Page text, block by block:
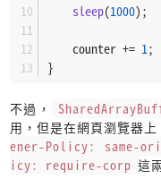
sleep(1000);
    counter +=
1 ;
}
不過，
用，但是在網頁瀏覽器
ener-Policy: same-
icy: require-corp 這